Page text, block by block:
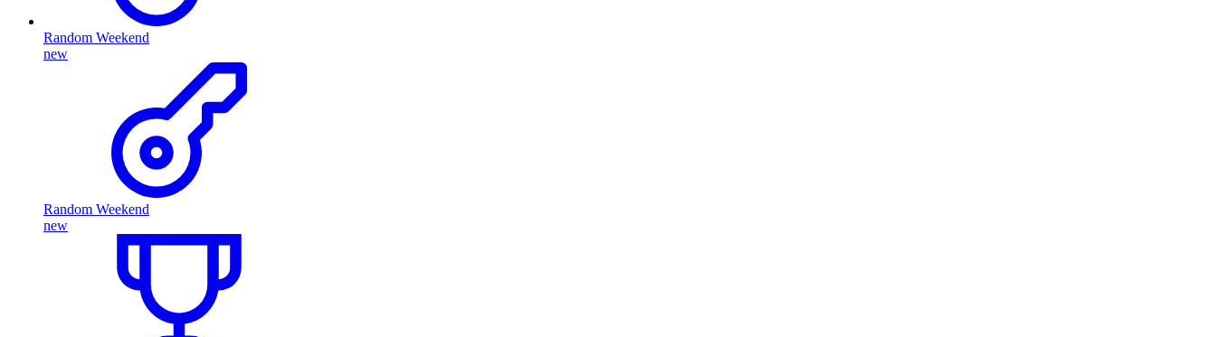
Random Weekend
new
Random Weekend
new